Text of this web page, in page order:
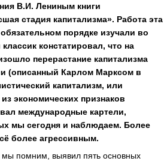
В.И. Лениным книги
стадия капитализма». Работа эта
порядке изучали во
констатировал, что на
перерастание капитализма
(описанный Карлом Марксом в
капитализм, или
экономических признаков
международные картели,
мы сегодня и наблюдаем. Более
более агрессивным.
помним, выявил пять основных